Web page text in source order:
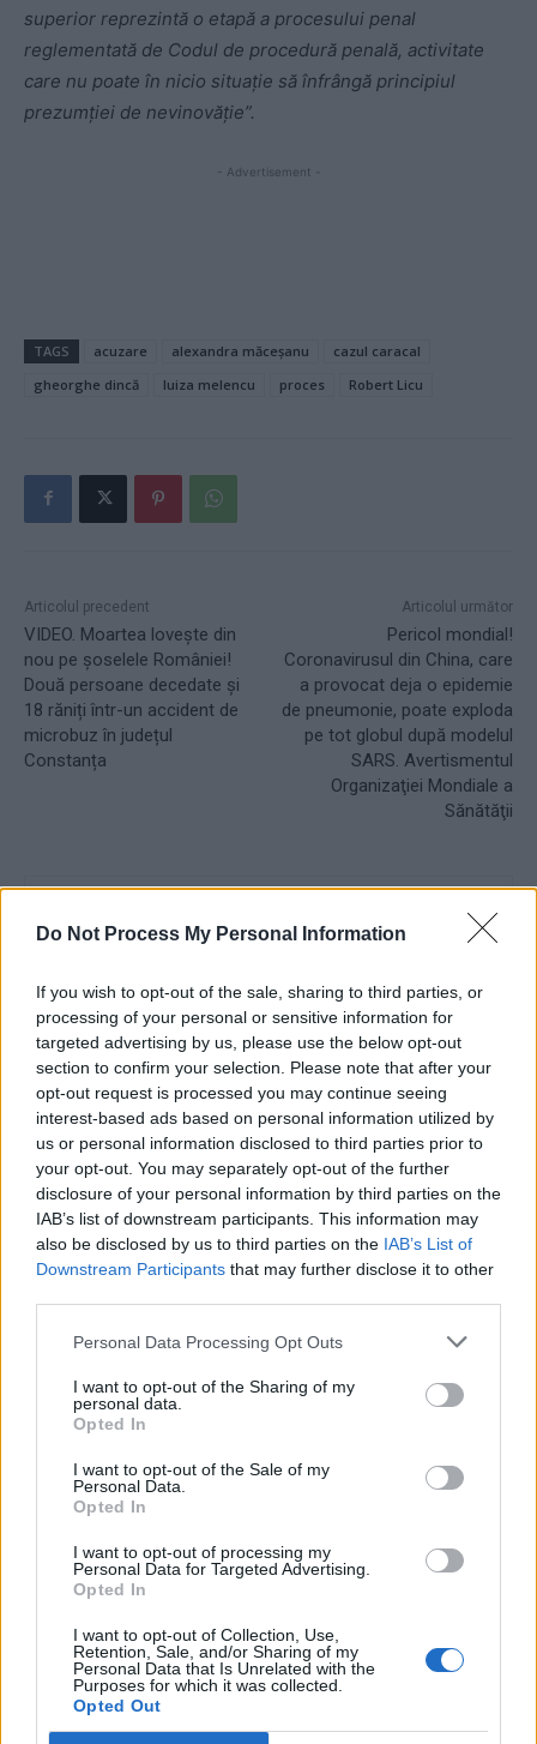
Do Not Process My Personal Information
If you wish to opt-out of the sale, sharing to third parties, or
processing of your personal or sensitive information for
targeted advertising by us, please use the below opt-out
section to confirm your selection. Please note that after your
opt-out request is processed you may continue seeing
interest-based ads based on personal information utilized by
us or personal information disclosed to third parties prior to
your opt-out. You may separately opt-out of the further
disclosure of your personal information by third parties on the
IAB’s list of downstream participants. This information may
also be disclosed by us to third parties on the IAB’s List of
Downstream Participants that may further disclose it to other
Personal Data Processing Opt Outs
I want to opt-out of the Sharing of my
personal data.
Opted In
I want to opt-out of the Sale of my
Personal Data.
Opted In
I want to opt-out of processing my
Personal Data for Targeted Advertising.
Opted In
I want to opt-out of Collection, Use,
Retention, Sale, and/or Sharing of my
Personal Data that Is Unrelated with the
Purposes for which it was collected.
Opted Out
superior reprezintă o etapă a procesului penal
reglementată de Codul de procedură penală, activitate
care nu poate în nicio situație să înfrângă principiul
prezumției de nevinovăție”.
- Advertisement -
TAGS acuzare alexandra măceșanu
cazul caracal
gheorghe dincă
luiza melencu proces Robert Licu
Articolul precedent
VIDEO. Moartea lovește din
nou pe șoselele României!
Două persoane decedate și
18 răniți într-un accident de
microbuz în județul
Constanța
Articolul următor
Pericol mondial!
Coronavirusul din China, care
a provocat deja o epidemie
de pneumonie, poate exploda
pe tot globul după modelul
SARS. Avertismentul
Organizaţiei Mondiale a
Sănătăţii
Redacţia
RELATED ARTICLES
Main
Cei 7 arestați pentru atacul primitiv
asupra ambulanţei care „fura copii”:
6 cretini și o idioată, cu creiere
tiktokerizate
Fritz. ”Metoda e cea din 1945: întâi
alegem omul, apoi facem legea cu
Comisia Europeană, după ororile
comise de PSD-AUR: ”Vom analiza
Există riscul unor consecințe
financiare”
1 COMENTARIU
Olivian Simion